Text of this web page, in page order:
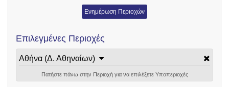
Ενημέρωση Περιοχών
Επιλεγμένες Περιοχές
Αθήνα (Δ. Αθηναίων)
Πατήστε πάνω στην Περιοχή για να επιλέξετε Υποπεριοχές